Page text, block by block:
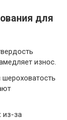
для
износ.
шероховатость
из-за